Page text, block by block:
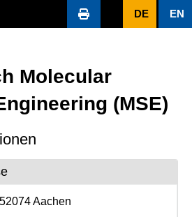
DE EN
Molecular
(MSE)
Aachen